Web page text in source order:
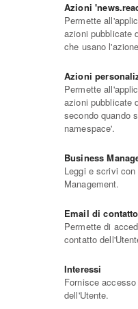
Azioni
Permette
azioni pubblicate
che usano
Azioni
Permette
azioni pubblicate
secondo quando
namespace'.
Business
Leggi e scrivi
Management.
Email di contatto
Permette di
contatto
Interessi
Fornisce
dell'Utente.